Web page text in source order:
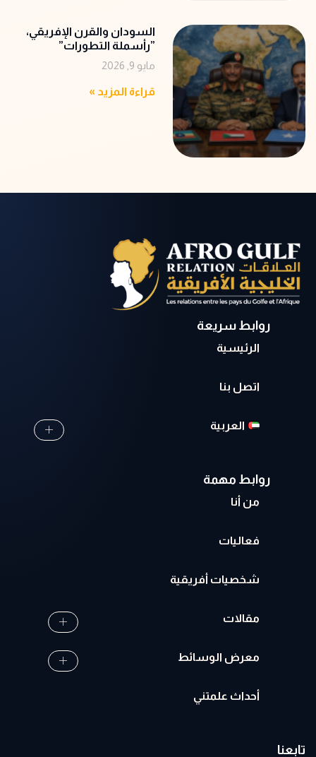
‬‭”‬رأسملة‭ ‬التطورات‭”‬
مايو 9, 2026
قراءة المزيد »
روابط سريعة
الرئيسية
اتصل بنا
العربية
روابط مهمة
من أنا
فعاليات
شخصيات أفريقية
مقالات
معرض الوسائط
أحداث علمتني
تابعنا